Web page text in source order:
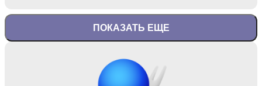
ПОКАЗАТЬ ЕЩЕ